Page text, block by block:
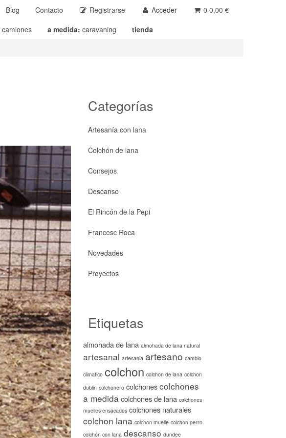
Blog Contacto Registrarse Acceder 0 0,00 €
camiones a medida: caravaning
tienda
Categorías
Artesanía con lana
Colchón de lana
Consejos
Descanso
El Rincón de la Pepi
Francesc Roca
Novedades
Proyectos
Etiquetas
almohada de lana almohada de lana natural
artesanal artesania artesano cambio
climatico colchon colchon de lana colchon
dublin colchonero colchonescolchones
a medidacolchones de lana colchones
muelles ensacados colchones naturales
colchon lana colchon muelle colchon perro
colchón con lana descanso dundee